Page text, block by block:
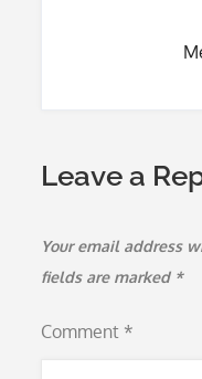
Leave a
Your email address
fields are marked *
Comment *